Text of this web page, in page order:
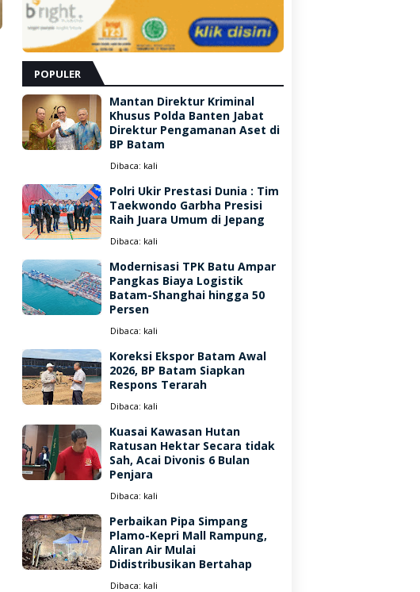
POPULER
Mantan Direktur Kriminal
Khusus Polda Banten Jabat
Direktur Pengamanan Aset di
BP Batam
Dibaca: kali
Polri Ukir Prestasi Dunia : Tim
Taekwondo Garbha Presisi
Raih Juara Umum di Jepang
Dibaca: kali
Modernisasi TPK Batu Ampar
Pangkas Biaya Logistik
Batam-Shanghai hingga 50
Persen
Dibaca: kali
Koreksi Ekspor Batam Awal
2026, BP Batam Siapkan
Respons Terarah
Dibaca: kali
Kuasai Kawasan Hutan
Ratusan Hektar Secara tidak
Sah, Acai Divonis 6 Bulan
Penjara
Dibaca: kali
Perbaikan Pipa Simpang
Plamo-Kepri Mall Rampung,
Aliran Air Mulai
Didistribusikan Bertahap
Dibaca: kali